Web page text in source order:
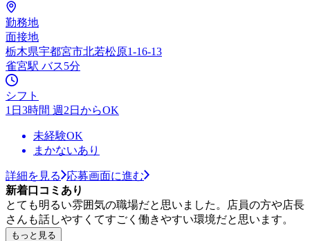
勤務地
面接地
栃木県宇都宮市北若松原1-16-13
雀宮駅 バス5分
シフト
1日3時間 週2日からOK
未経験OK
まかないあり
詳細を見る
応募画面に進む
新着口コミあり
とても明るい雰囲気の職場だと思いました。店員の方や店長
さんも話しやすくてすごく働きやすい環境だと思います。
もっと見る